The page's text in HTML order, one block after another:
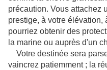
précaution. Vous attachez
prestige, à votre élévation,
pourriez obtenir des
la marine ou auprès d'un
Votre destinée sera
vaincrez patiemment ; la